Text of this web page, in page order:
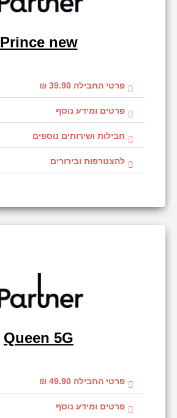
Prince new
פרטי החבילה 39.90 ₪
פרטים ומידע נוסף
חבילות ושירותים נוספים
להצטרפות ובירורים
Queen 5G
פרטי החבילה 49.90 ₪
פרטים ומידע נוסף